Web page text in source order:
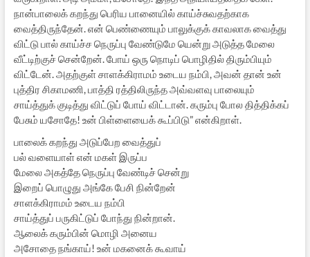
நான்பாலைக் கறந்து பெரிய பானையில் காய்ச்சுவதற்காக
வைத்திருந்தேன். என் பெண்ணையும் பாலுக்குக் காவலாக வைத்து
விட்டு பால் காய்ச்ச நெருப்பு வேண்டுமே யென்று அடுத்த மேலை
வீட்டிற்குச் சென்றேன். போய் ஒரு நொடிப் பொழிதில் திரும்பியும்
விட்டேன். அதற்குள் சாளக்கிராமம் உடைய நம்பி, அவன் தான் உன்
புத்திர சிகாமணி, பாத்தி ரத்திலிருந்த அவ்வளவு பாலையும்
சாய்த்துக் குடித்து விட்டுப் போய் விட்டான். கரும்பு போல தித்திக்கப்
பேசும் யசோதே! உன் பிள்ளையைக் கூப்பிடு” என்கிறாள்.
பாலைக் கறந்து அடுப்பேற வைத்துப்
பல் வளையாள் என் மகள் இருப்ப
மேலை அகத்தே நெருப்பு வேண்டிச் சென்று
இறைப் பொழுது அங்கே பேசி நின்றேன்
சாளக்கிராமம் உடைய நம்பி
சாய்த்துப் பருகிட்டுப் போந்து நின்றான்.
ஆலைக் கரும்பின் மொழி அனைய
அசோதை நங்காய்! உன் மகனைக் கூவாய்